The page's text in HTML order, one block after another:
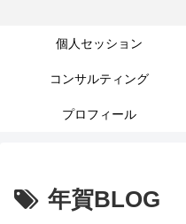
個人セッション
コンサルティング
プロフィール
年賀BLOG